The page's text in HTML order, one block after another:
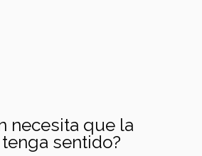
necesita que la
sentido?